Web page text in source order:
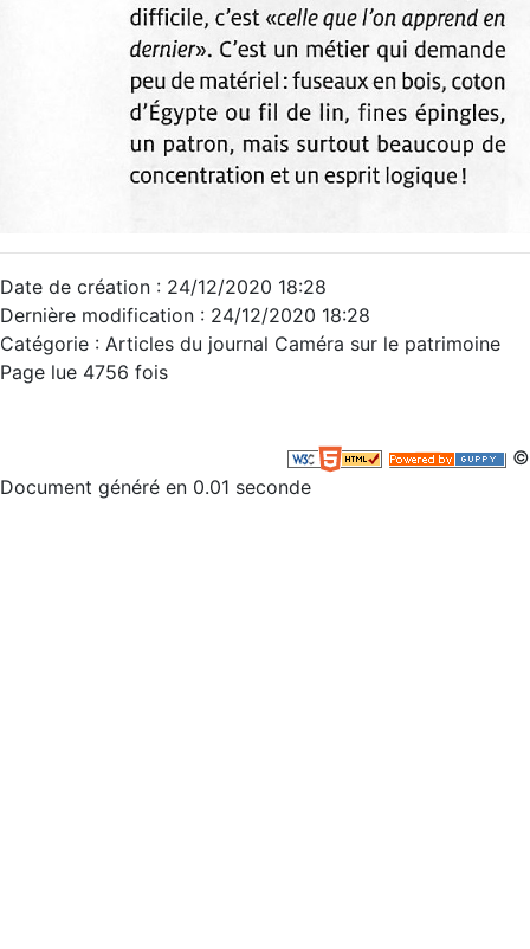
Date de création : 24/12/2020 18:28
Dernière modification : 24/12/2020 18:28
Catégorie : Articles du journal Caméra sur le patrimoine
Page lue 4756 fois
©
Document généré en 0.01 seconde